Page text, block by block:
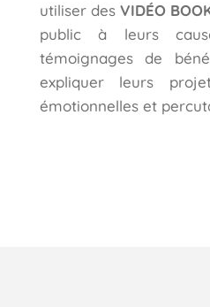
utiliser desVIDÉO
public à leurs
témoignages de
expliquer leurs
émotionnelles et